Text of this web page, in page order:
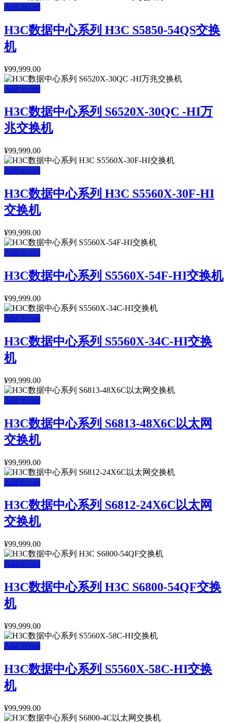
Add to cart
H3C数据中心系列 H3C S5850-54QS交换
机
¥99,999.00
Add to cart
H3C数据中心系列 S6520X-30QC -HI万
兆交换机
¥99,999.00
Add to cart
H3C数据中心系列 H3C S5560X-30F-HI
交换机
¥99,999.00
Add to cart
H3C数据中心系列 S5560X-54F-HI交换机
¥99,999.00
Add to cart
H3C数据中心系列 S5560X-34C-HI交换
机
¥99,999.00
Add to cart
H3C数据中心系列 S6813-48X6C以太网
交换机
¥99,999.00
Add to cart
H3C数据中心系列 S6812-24X6C以太网
交换机
¥99,999.00
Add to cart
H3C数据中心系列 H3C S6800-54QF交换
机
¥99,999.00
Add to cart
H3C数据中心系列 S5560X-58C-HI交换
机
¥99,999.00